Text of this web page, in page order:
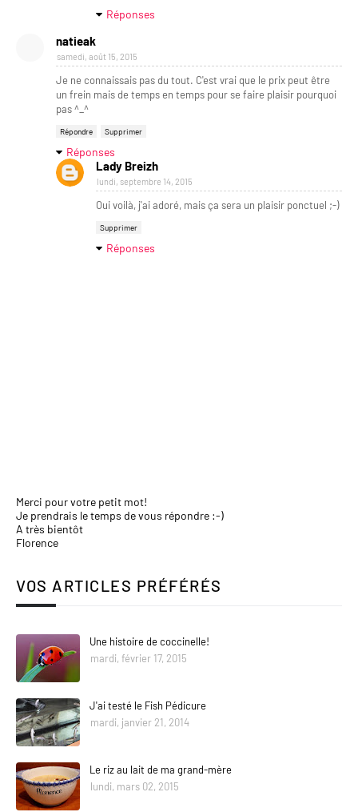
Réponses
natieak
samedi, août 15, 2015
Je ne connaissais pas du tout. C'est vrai que le prix peut être
un frein mais de temps en temps pour se faire plaisir pourquoi
pas ^_^
Répondre Supprimer
Réponses
Lady Breizh
lundi, septembre 14, 2015
Oui voilà, j'ai adoré, mais ça sera un plaisir ponctuel ;-)
Supprimer
Réponses
Merci pour votre petit mot!
Je prendrais le temps de vous répondre :-)
A très bientôt
Florence
VOS ARTICLES PRÉFÉRÉS
Une histoire de coccinelle!
mardi, février 17, 2015
J'ai testé le Fish Pédicure
mardi, janvier 21, 2014
Le riz au lait de ma grand-mère
lundi, mars 02, 2015